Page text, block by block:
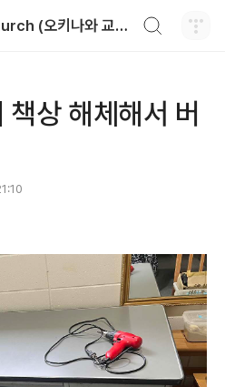
Okinawa Church (오키나와 교회)
상 해체해서 버